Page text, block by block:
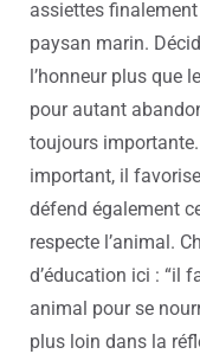
assiettes finalement
paysan marin.
l’honneur plus que
pour autant
toujours
important, il
défend également
respecte l’animal.
d’éducation ici : “il
animal pour se
plus loin dans la